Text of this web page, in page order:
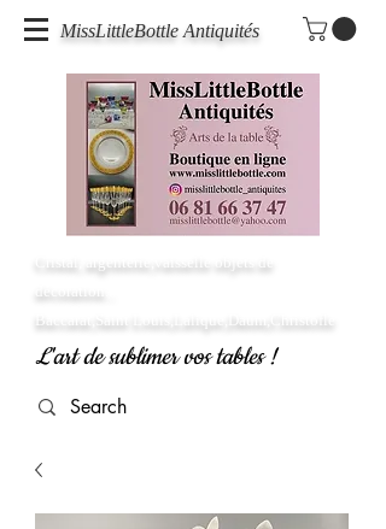
MissLittleBottle Antiquités
Cristal, argenterie,vaisselle objets de
décoration...
Baccarat,Saint Louis,Lalique,Daum,Christofle
L'art de sublimer vos tables !